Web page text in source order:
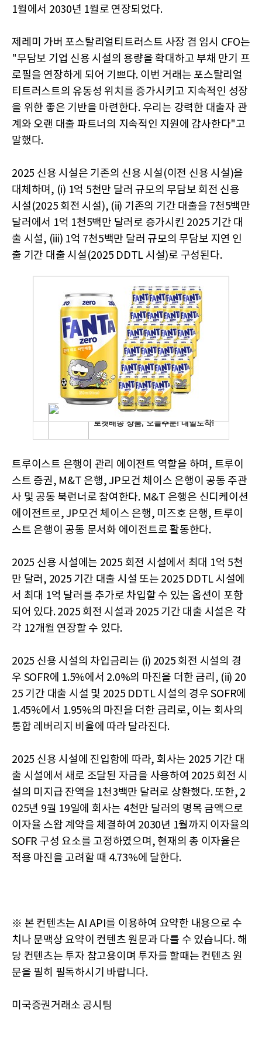
1월에서 2030년 1월로 연장되었다.
제레미 가버 포스탈리얼티트러스트 사장 겸 임시 CFO는
"무담보 기업 신용 시설의 용량을 확대하고 부채 만기 프
로필을 연장하게 되어 기쁘다. 이번 거래는 포스탈리얼
티트러스트의 유동성 위치를 증가시키고 지속적인 성장
을 위한 좋은 기반을 마련한다. 우리는 강력한 대출자 관
계와 오랜 대출 파트너의 지속적인 지원에 감사한다"고
말했다.
2025 신용 시설은 기존의 신용 시설(이전 신용 시설)을
대체하며, (i) 1억 5천만 달러 규모의 무담보 회전 신용
시설(2025 회전 시설), (ii) 기존의 기간 대출을 7천5백만
달러에서 1억 1천5백만 달러로 증가시킨 2025 기간 대
출 시설, (iii) 1억 7천5백만 달러 규모의 무담보 지연 인
출 기간 대출 시설(2025 DDTL 시설)로 구성된다.
트루이스트 은행이 관리 에이전트 역할을 하며, 트루이
스트 증권, M&T 은행, JP모건 체이스 은행이 공동 주관
사 및 공동 북런너로 참여한다. M&T 은행은 신디케이션
에이전트로, JP모건 체이스 은행, 미즈호 은행, 트루이
스트 은행이 공동 문서화 에이전트로 활동한다.
2025 신용 시설에는 2025 회전 시설에서 최대 1억 5천
만 달러, 2025 기간 대출 시설 또는 2025 DDTL 시설에
서 최대 1억 달러를 추가로 차입할 수 있는 옵션이 포함
되어 있다. 2025 회전 시설과 2025 기간 대출 시설은 각
각 12개월 연장할 수 있다.
2025 신용 시설의 차입금리는 (i) 2025 회전 시설의 경
우 SOFR에 1.5%에서 2.0%의 마진을 더한 금리, (ii) 20
25 기간 대출 시설 및 2025 DDTL 시설의 경우 SOFR에
1.45%에서 1.95%의 마진을 더한 금리로, 이는 회사의
통합 레버리지 비율에 따라 달라진다.
2025 신용 시설에 진입함에 따라, 회사는 2025 기간 대
출 시설에서 새로 조달된 자금을 사용하여 2025 회전 시
설의 미지급 잔액을 1천3백만 달러로 상환했다. 또한, 2
025년 9월 19일에 회사는 4천만 달러의 명목 금액으로
이자율 스왑 계약을 체결하여 2030년 1월까지 이자율의
SOFR 구성 요소를 고정하였으며, 현재의 총 이자율은
적용 마진을 고려할 때 4.73%에 달한다.
※ 본 컨텐츠는 AI API를 이용하여 요약한 내용으로 수
치나 문맥상 요약이 컨텐츠 원문과 다를 수 있습니다. 해
당 컨텐츠는 투자 참고용이며 투자를 할때는 컨텐츠 원
문을 필히 필독하시기 바랍니다.
미국증권거래소 공시팀